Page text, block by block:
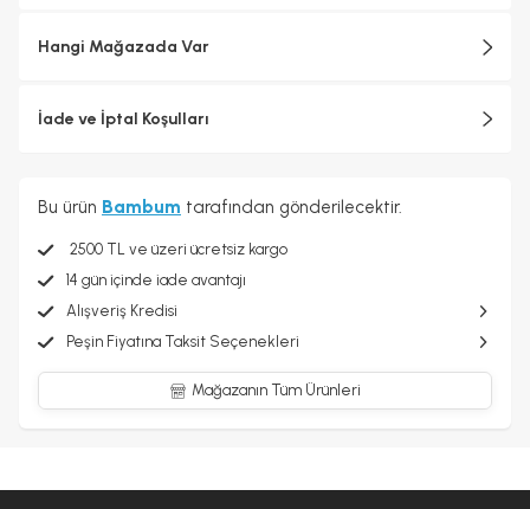
Hangi Mağazada Var
İade ve İptal Koşulları
Bu ürün Bambum tarafından gönderilecektir.
2500 TL ve üzeri ücretsiz kargo
14 gün içinde iade avantajı
Alışveriş Kredisi
Peşin Fiyatına Taksit Seçenekleri
Mağazanın Tüm Ürünleri